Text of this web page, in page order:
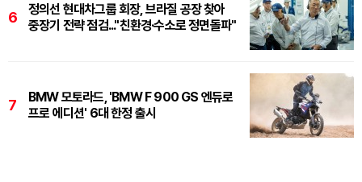
6
정의선 현대차그룹 회장, 브라질 공장 찾아
중장기 전략 점검..."친환경·수소로 정면돌파"
7
BMW 모토라드, 'BMW F 900 GS 엔듀로
프로 에디션' 6대 한정 출시